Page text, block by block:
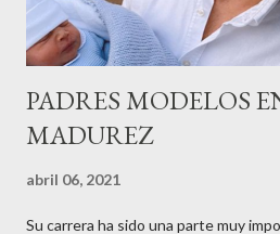
años peinando almas, creando
PADRES MODELOS
MADUREZ
abril 06, 2021
Su carrera ha sido una parte muy